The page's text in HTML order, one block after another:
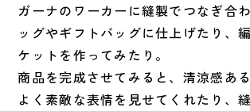
ガーナのワーカーに縫製でつなぎ合
ッグやギフトバ ッグに仕上げたり、
ケットを作ってみたり。
商品を完成させてみると、 清涼感あ
よく素敵な表情を見せてくれたり、